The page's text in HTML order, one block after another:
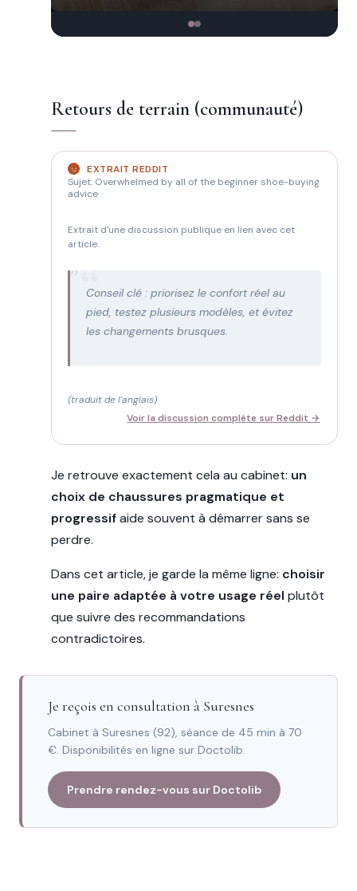
Retours de terrain (communauté)
EXTRAIT REDDIT
Sujet: Overwhelmed by all of the beginner shoe-buying
advice
Extrait d'une discussion publique en lien avec cet
article.
"
Conseil clé : priorisez le confort réel au
pied, testez plusieurs modèles, et évitez
les changements brusques.
(traduit de l'anglais)
Voir la discussion complète sur Reddit →
Je retrouve exactement cela au cabinet: un
choix de chaussures pragmatique et
progressifaide souvent à démarrer sans se
perdre.
Dans cet article, je garde la même ligne: choisir
une paire adaptée à votre usage réel plutôt
que suivre des recommandations
contradictoires.
Je reçois en consultation à Suresnes
Cabinet à Suresnes (92), séance de 45 min à 70
€. Disponibilités en ligne sur Doctolib.
Prendre rendez-vous sur Doctolib